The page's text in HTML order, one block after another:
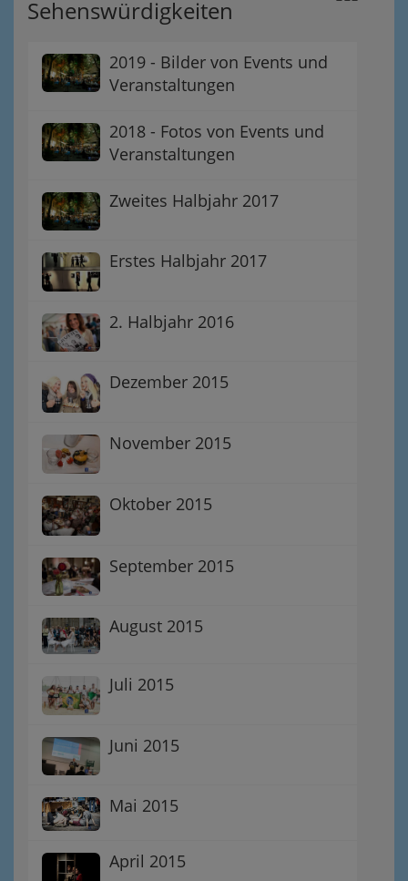
Sehenswürdigkeiten
2019 - Bilder von Events und
Veranstaltungen
2018 - Fotos von Events und
Veranstaltungen
Zweites Halbjahr 2017
Erstes Halbjahr 2017
2. Halbjahr 2016
Dezember 2015
November 2015
Oktober 2015
September 2015
August 2015
Juli 2015
Juni 2015
Mai 2015
April 2015